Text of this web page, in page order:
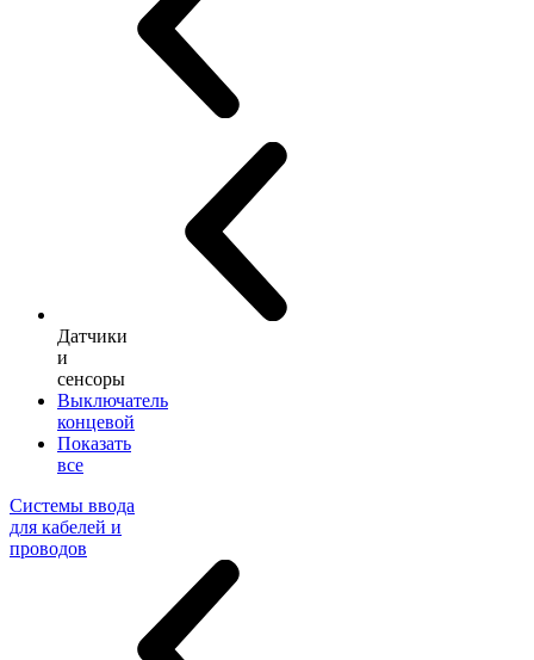
Датчики
и
сенсоры
Выключатель
концевой
Показать
все
Системы ввода
для кабелей и
проводов